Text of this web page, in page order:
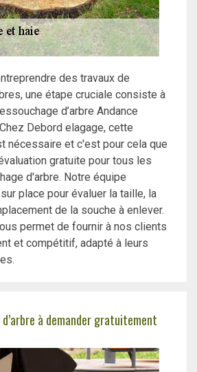
des travaux de
une étape cruciale consiste à
d’arbre Andance
Debord elagage, cette
nécessaire et c'est pour cela que
gratuite pour tous les
d'arbre. Notre équipe
place pour évaluer la taille, la
de la souche à enlever.
permet de fournir à nos clients
et compétitif, adapté à leurs
d’arbre à demander gratuitement